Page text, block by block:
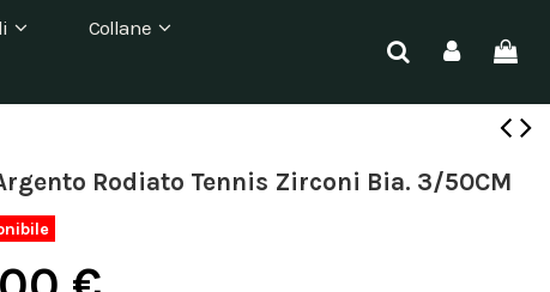
Collane
Rodiato Tennis Zirconi Bia. 3/50CM